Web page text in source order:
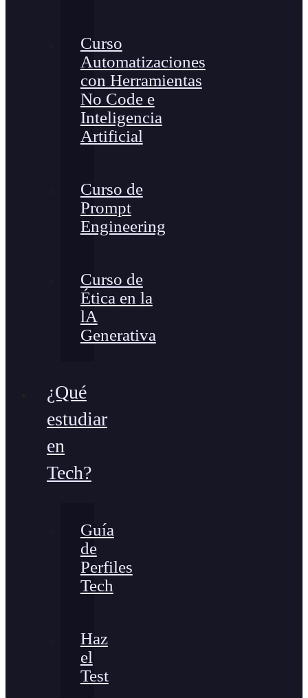
Curso
Automatizaciones
con Herramientas
No Code e
Inteligencia
Artificial
Curso de
Prompt
Engineering
Curso de
Ética en la
lA
Generativa
¿Qué
estudiar
en
Tech?
Guía
de
Perfiles
Tech
Haz
el
Test